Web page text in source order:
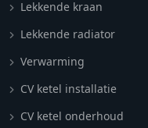
Lekkende kraan
Lekkende radiator
Verwarming
CV ketel installatie
CV ketel onderhoud